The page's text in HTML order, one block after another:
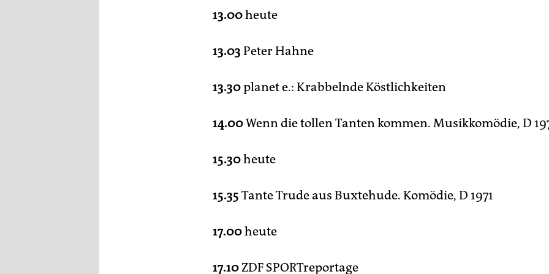
13.00heute
13.03 Peter Hahne
13.30 planet e.: Krabbelnde Köstlichkeiten
14.00Wenn die tollen Tanten kommen. Musikkomödie, D
15.30heute
15.35 Tante Trude aus Buxtehude. Komödie, D 1971
17.00heute
17.10ZDF SPORTreportage